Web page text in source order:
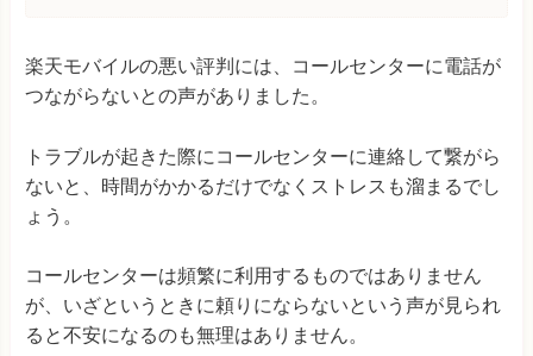
楽天モバイルの悪い評判には、コールセンターに電話が
つながらないとの声がありました。
トラブルが起きた際にコールセンターに連絡して繋がら
ないと、時間がかかるだけでなくストレスも溜まるでし
ょう。
コールセンターは頻繁に利用するものではありません
が、いざというときに頼りにならないという声が見られ
ると不安になるのも無理はありません。